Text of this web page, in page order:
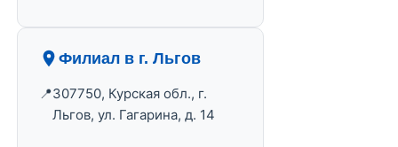
Филиал в г. Льгов
307750, Курская обл., г.
Льгов, ул. Гагарина, д. 14